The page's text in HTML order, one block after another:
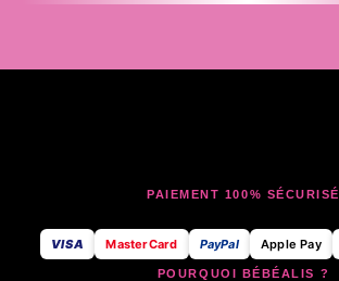
PAIEMENT 100% SÉCURISÉ
VISA MasterCard PayPal Apple Pay
POURQUOI BÉBÉALIS ?